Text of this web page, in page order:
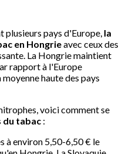
plusieurs pays d'Europe, la
en Hongrieavec ceux des
La Hongrie maintient
rapport à l'Europe
haute des pays
voici comment se
tabac :
à environ 5,50-6,50 € le